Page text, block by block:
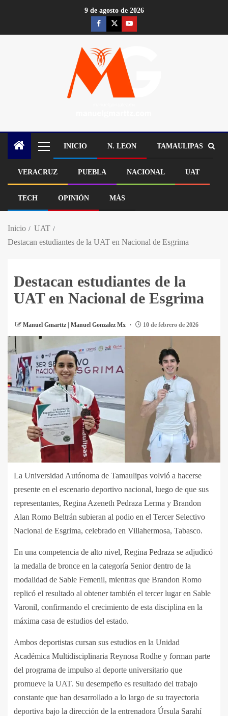
9 de agosto de 2026
INICIO N. LEON TAMAULIPAS
VERACRUZ PUEBLA NACIONAL UAT
TECH OPINIÓN MÁS
Inicio
UAT
Destacan estudiantes de la UAT en Nacional de Esgrima
Destacan estudiantes de la
UAT en Nacional de Esgrima
Manuel Gmarttz | Manuel Gonzalez Mx 10 de febrero de 2026
La Universidad Autónoma de Tamaulipas volvió a hacerse
presente en el escenario deportivo nacional, luego de que sus
representantes, Regina Azeneth Pedraza Lerma y Brandon
Alan Romo Beltrán subieran al podio en el Tercer Selectivo
Nacional de Esgrima, celebrado en Villahermosa, Tabasco.
En una competencia de alto nivel, Regina Pedraza se adjudicó
la medalla de bronce en la categoría Senior dentro de la
modalidad de Sable Femenil, mientras que Brandon Romo
replicó el resultado al obtener también el tercer lugar en Sable
Varonil, confirmando el crecimiento de esta disciplina en la
máxima casa de estudios del estado.
Ambos deportistas cursan sus estudios en la Unidad
Académica Multidisciplinaria Reynosa Rodhe y forman parte
del programa de impulso al deporte universitario que
promueve la UAT. Su desempeño es resultado del trabajo
constante que han desarrollado a lo largo de su trayectoria
deportiva bajo la dirección de la entrenadora Úrsula Sarahí